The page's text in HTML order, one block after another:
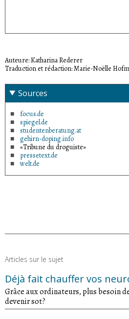
Auteure: Katharina Rederer
Traduction et rédaction: Marie-Noëlle
Sources
focus.de
spiegel.de
studentenberatung.at
gehirn-doping.info
«Tribune du droguiste»
pressetext.de
welt.de
Articles sur le sujet
Déjà fait chauffer vos
Grâce aux ordinateurs, plus besoin
devenir sot?